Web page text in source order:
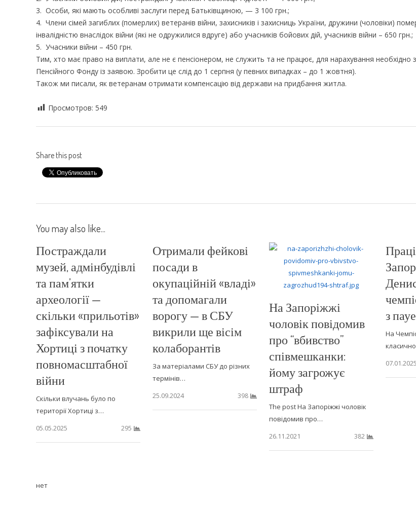
3. Особи, які мають особливі заслуги перед Батьківщиною, — 3 100 грн.;
4. Члени сімей загиблих (померлих) ветеранів війни, захисників і захисниць України, дружини (чоловіки)
інвалідністю внаслідок війни (які не одружилися вдруге) або учасників бойових дій, учасників війни – 650 грн.;
5. Учасники війни – 450 грн.
Тим, хто має право на виплати, але не є пенсіонером, не служить та не працює, для нарахування необхідно
Пенсійного Фонду із заявою. Зробити це слід до 1 серпня (у певних випадках – до 1 жовтня).
Також ми писали, як ветеранам отримати компенсацію від держави на придбання житла.
Просмотров: 549
Share this post
You may also like...
Постраждали
музей, адмінбудівлі
та пам’ятки
археології —
скільки «прильотів»
зафіксували на
Хортиці з початку
повномасштабної
війни
Скільки влучань було по
території Хортиці з…
05.05.2025
295
Отримали фейкові
посади в
окупаційній «владі»
та допомагали
ворогу — в СБУ
викрили ще вісім
колаборантів
За матеріалами СБУ до різних
термінів…
25.09.2024
398
На Запоріжжі
чоловік повідомив
про “вбивство”
співмешканки:
йому загрожує
штраф
The post На Запоріжжі чоловік
повідомив про…
26.11.2021
382
з
На
07.01.2025
нет